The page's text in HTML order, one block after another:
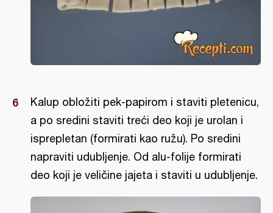
Kalup obložiti pek-papirom i staviti pletenicu,
a po sredini staviti treći deo koji je urolan i
isprepletan (formirati kao ružu). Po sredini
napraviti udubljenje. Od alu-folije formirati
deo koji je veličine jajeta i staviti u udubljenje.